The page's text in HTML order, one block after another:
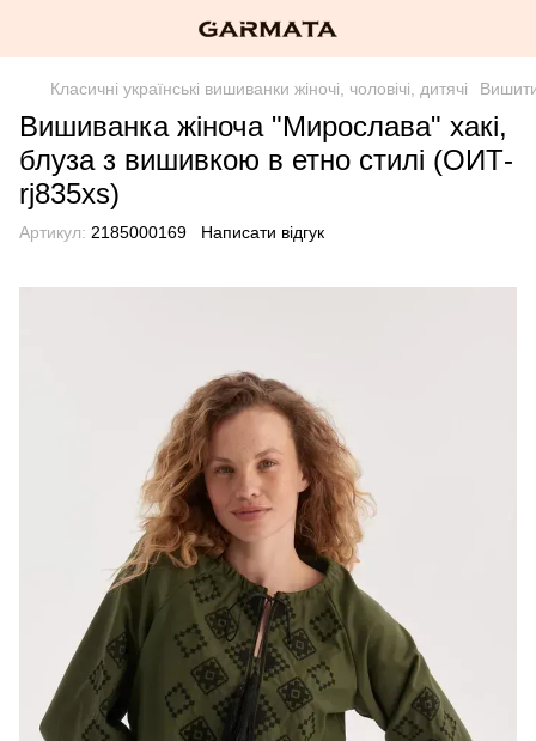
Класичні українські вишиванки жіночі, чоловічі, дитячі
Вишиванка жіноча "Мирослава" хакі,
блуза з вишивкою в етно стилі (ОИТ-
rj835xs)
Артикул: 2185000169 Написати відгук